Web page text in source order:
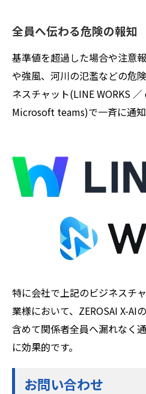
全員へ伝わる危険の報知
基準値を超過した場合や注意
や強風、河川の氾濫などの危
ネスチャット(LINE WORKS
Microsoft teams)で一斉に通知
特に会社で上記のビジネスチ
業様において、ZEROSAI X-AI
含めて関係者全員へ漏れなく
に効果的です。
お問い合わせ